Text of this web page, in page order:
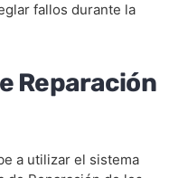
fallos durante la
Reparación
a utilizar el sistema